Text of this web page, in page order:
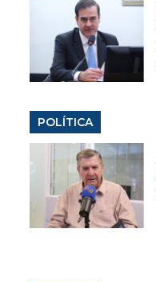
POLÍTICA